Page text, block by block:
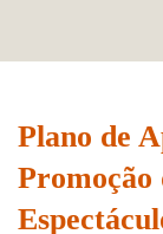
Plano de
Promoção